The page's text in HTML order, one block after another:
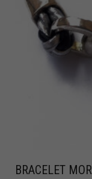
BRACELET